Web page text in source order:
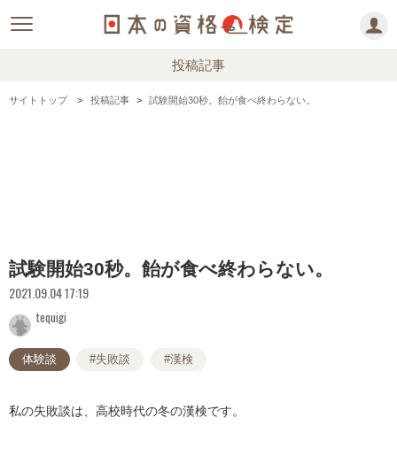
投稿記事
サイトトップ 投稿記事 試験開始30秒。飴が食べ終わらない。
試験開始30秒。飴が食べ終わらない。
2021.09.04 17:19
tequigi
体験談 #失敗談 #漢検
私の失敗談は、高校時代の冬の漢検です。